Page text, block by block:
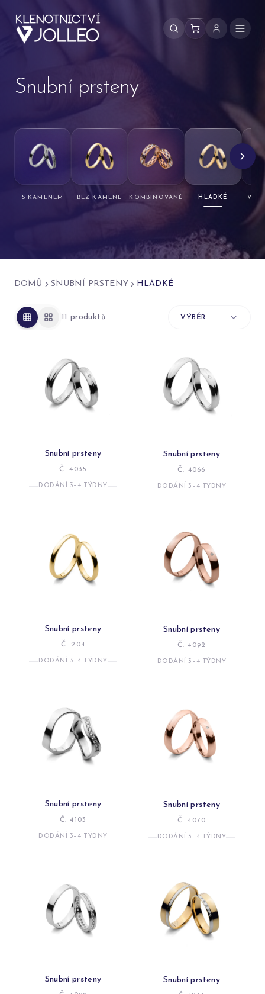
Snubní prsteny
S KAMENEM BEZ KAMENE KOMBINOVANÉ HLADKÉ
DOMŮ SNUBNÍ PRSTENY HLADKÉ
11 produktů VÝBĚR
Snubní prsteny
Č. 4035
DODÁNÍ 3–4 TÝDNY
Snubní prsteny
Č. 4066
DODÁNÍ 3–4 TÝDNY
Snubní prsteny
Č. 204
DODÁNÍ 3–4 TÝDNY
Snubní prsteny
Č. 4092
DODÁNÍ 3–4 TÝDNY
Snubní prsteny
Č. 4103
DODÁNÍ 3–4 TÝDNY
Snubní prsteny
Č. 4070
DODÁNÍ 3–4 TÝDNY
Snubní prsteny Snubní prsteny